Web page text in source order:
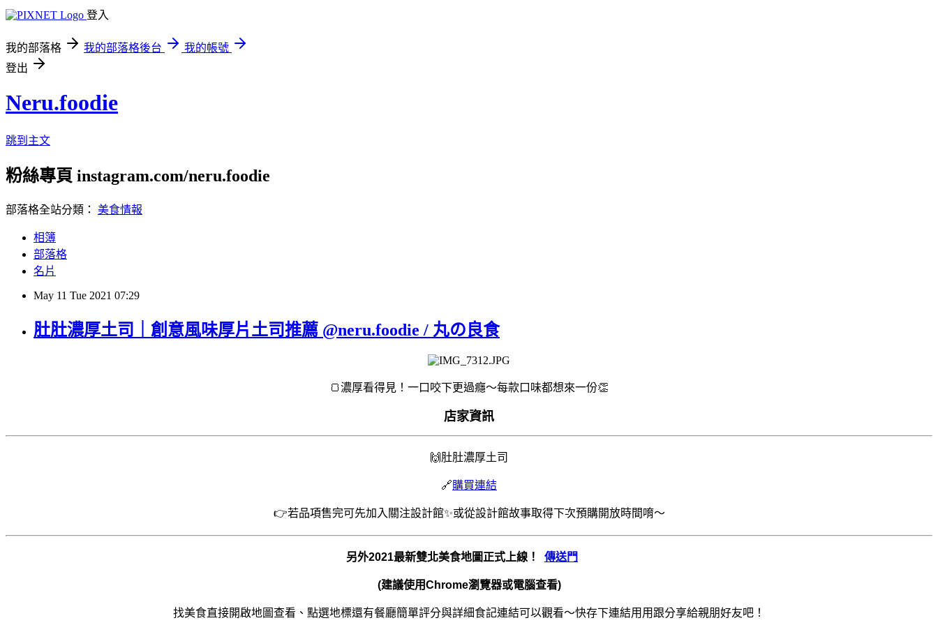
登入
我的部落格 我的部落格後台
我的帳號
登出
Neru.foodie
跳到主文
粉絲專頁 instagram.com/neru.foodie
部落格全站分類： 美食情報
相簿
部落格
名片
May 11 Tue 2021 07:29
肚肚濃厚土司｜創意風味厚片土司推薦 @neru.foodie / 丸の良食
🍞濃厚看得見！一口咬下更過癮～每款口味都想來一份👏
店家資訊
🙌 肚肚濃厚土司
🔗購買連結
👉若品項售完可先加入關注設計館✨或從設計館故事取得下次預購開放時間唷～
另外2021最新雙北美食地圖正式上線！ 傳送門
(建議使用Chrome瀏覽器或電腦查看)
找美食直接開啟地圖查看、點選地標還有餐廳簡單評分與詳細食記連結可以觀看～快存下連結用用跟分享給親朋好友吧！